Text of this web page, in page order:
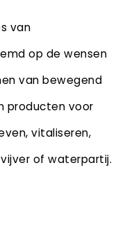
van
op de wensen
van bewegend
producten voor
vitaliseren,
of waterpartij.